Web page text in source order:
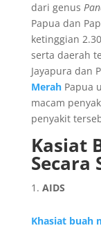
dari genus
Papua dan
ketinggian
serta daerah
Jayapura dan
Merah Papua
macam
penyakit
Kasiat
Secara
AIDS
Khasiat buah